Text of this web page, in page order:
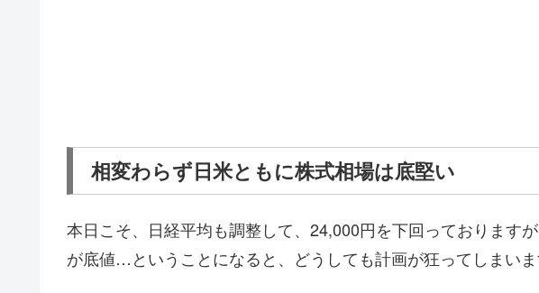
相変わらず日米ともに株式相場は底堅い
本日こそ、日経平均も調整して、24,000円を下回っております
が底値…ということになると、どうしても計画が狂ってしまいま